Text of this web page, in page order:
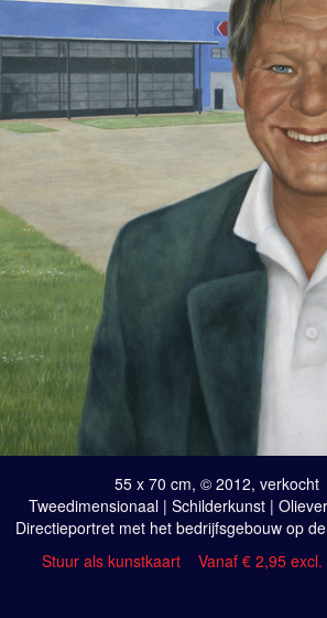
55 x 70 cm, © 2012, verkocht
Tweedimensionaal | Schilderkunst |
Directieportret met het bedrijfsgebouw op
Stuur als kunstkaart Vanaf € 2,95 excl.